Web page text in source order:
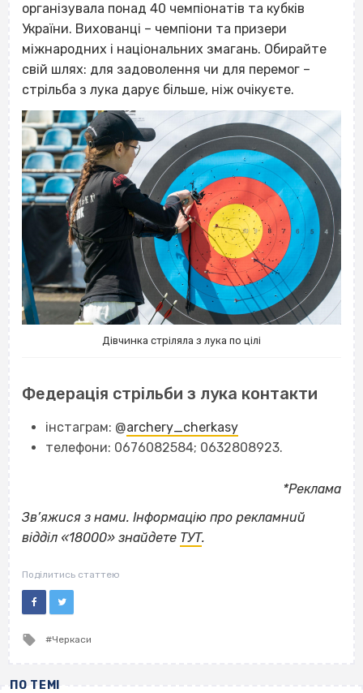
організувала понад 40 чемпіонатів та кубків
України. Вихованці – чемпіони та призери
міжнародних і національних змагань. Обирайте
свій шлях: для задоволення чи для перемог –
стрільба з лука дарує більше, ніж очікуєте.
Дівчинка стріляла з лука по цілі
Федерація стрільби з лука контакти
інстаграм: @archery_cherkasy
телефони: 0676082584; 0632808923.
*Реклама
Зв’яжися з нами. Інформацію про рекламний
відділ «18000» знайдете ТУТ.
Поділитись статтею
Tagged
Черкаси
ПО ТЕМІ